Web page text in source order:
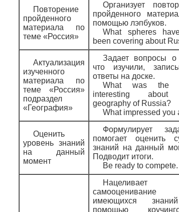
Повторение
пройденного
материала по
теме «Россия»
Организует
пройденного
помощью лэпбуков.
What spheres
been covering about
Актуализация
изученного
материала по
теме «Россия»
подраздел
«География»
Задает вопросы о
что изучили,
ответы на доске.
What was the
interesting
geography of Russia?
What impressed you
Оценить
уровень знаний
на данный
момент
Формулирует
помогает оценить
знаний на данный
Подводит итоги.
Be ready to compete.
самооценивание
имеющихся
помощью